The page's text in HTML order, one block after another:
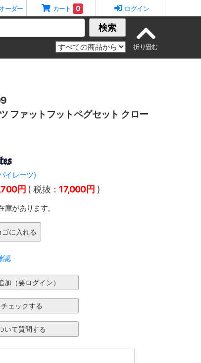
ーダー カート 0 ログイン
検索
ファットフットペグセット クロー
イレーツ)
円 ( 税抜： 17,000円 )
庫があります。
認